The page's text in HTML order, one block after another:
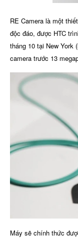
RE Camera là một
độc đáo, được HTC
tháng 10 tại New York
camera trước 13
Máy sẽ chính thức